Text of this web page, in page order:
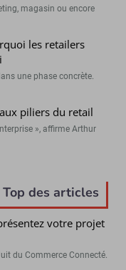
magasin ou encore
les retailers
une phase concrète.
piliers du retail
», affirme Arthur
Top des articles
votre projet
du Commerce Connecté.